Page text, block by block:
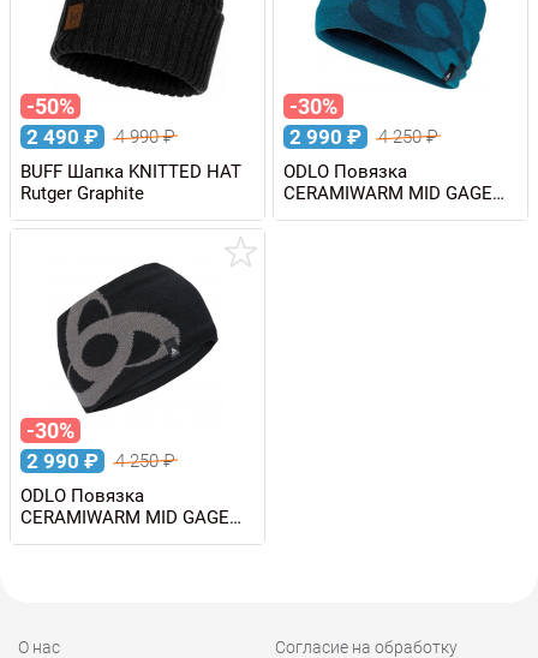
-50%
2 490 ₽ 4 990₽
BUFF Шапка KNITTED HAT
Rutger Graphite
-30%
2 990 ₽ 4 250₽
ODLO Повязка
CERAMIWARM MID GAGE
HEADBAND
-30%
2 990 ₽ 4 250₽
ODLO Повязка
CERAMIWARM MID GAGE
HEADBAND
О нас
Согласие на обработку